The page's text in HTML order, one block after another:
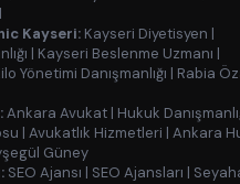
Kayseri: Kayseri Diyetisyen |
| Kayseri Beslenme Uzmanı |
Yönetimi Danışmanlığı | Rabia
Ankara Avukat | Hukuk
| Avukatlık Hizmetleri | Ankara
Güney
SEO Ajansı | SEO Ajansları |